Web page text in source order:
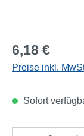
Regulärer Preis:
6,18 €
Preise inkl.
Sofort